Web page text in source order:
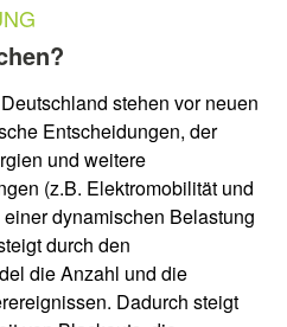
stehen vor neuen
Entscheidungen, der
und weitere
(z.B. Elektromobilität und
dynamischen Belastung
durch den
die Anzahl und die
Dadurch steigt